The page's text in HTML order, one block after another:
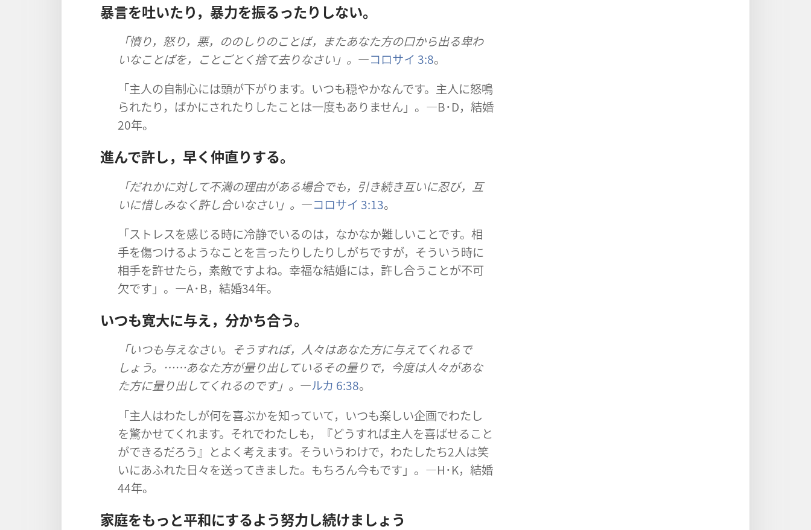
暴言​を​吐い​たり，暴力​を​振るっ​たり​し​ない。
「憤り，怒り，悪，ののしり​の​ことば，また​あなた方​の​口​から​出る​卑わ
い​な​ことば​を，ことごとく​捨て去り​なさい」。 ―コロサイ 3:8。
「主人​の​自制​心​に​は​頭​が​下がり​ます。いつも​穏やか​な​ん​です。主人​に​怒鳴
ら​れ​たり，ばか​に​され​たり​し​た​こと​は​一度​も​あり​ませ​ん」。―B​･​D，結婚​
20​年。
進ん​で​許し，早く​仲直り​する。
「だれ​か​に​対し​て​不満​の​理由​が​ある​場合​で​も，引き続き​互い​に​忍び，互
い​に​惜しみなく​許し合い​なさい」。 ―コロサイ 3:13。
「ストレス​を​感じる​時​に​冷静​で​いる​の​は，なかなか​難しい​こと​です。相
手​を​傷つける​よう​な​こと​を​言っ​たり​し​たり​し​がち​です​が，そういう​時​に​
相手​を​許せ​たら，素敵​です​よ​ね。幸福​な​結婚​に​は，許し合う​こと​が​不可
欠​です」。―A​･​B，結婚​34​年。
いつも​寛大​に​与え，分かち合う。
「いつも​与え​なさい。そうすれば，人々​は​あなた方​に​与え​て​くれる​で
しょ​う。……あなた方​が​量り出し​て​いる​その​量り​で，今度​は​人々​が​あな
た方​に​量り出し​て​くれる​の​です」。 ―ルカ 6:38。
「主人​は​わたし​が​何​を​喜ぶ​か​を​知っ​て​い​て，いつも​楽しい​企画​で​わたし​
を​驚か​せ​て​くれ​ます。それ​で​わたし​も，『どう​すれ​ば​主人​を​喜ばせる​こと​
が​できる​だろ​う』と​よく​考え​ます。そう​いう​わけ​で，わたしたち​2​人​は​笑
い​に​あふれ​た​日々​を​送っ​て​き​まし​た。もちろん​今​も​です」。―H​･​K，結婚​
44​年。
家庭​を​もっと​平和​に​する​よう​努力​し​続け​ましょ​う